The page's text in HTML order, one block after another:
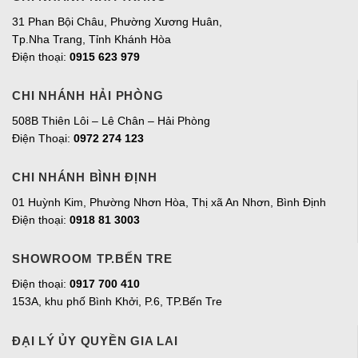
31 Phan Bội Châu, Phường Xương Huân,
Tp.Nha Trang, Tỉnh Khánh Hòa
Điện thoại: 0915 623 979
CHI NHÁNH HẢI PHÒNG
508B Thiên Lôi – Lê Chân – Hải Phòng
Điện Thoại: 0972 274 123
CHI NHÁNH BÌNH ĐỊNH
01 Huỳnh Kim, Phường Nhơn Hòa, Thị xã An Nhơn, Bình Định
Điện thoại: 0918 81 3003
SHOWROOM TP.BẾN TRE
Điện thoại: 0917 700 410
153A, khu phố Bình Khởi, P.6, TP.Bến Tre
ĐẠI LÝ ỦY QUYỀN GIA LAI